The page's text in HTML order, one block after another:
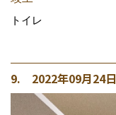
トイレ
9. 2022年09月24日